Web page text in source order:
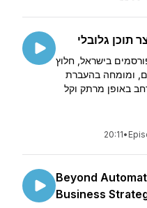
תוכן גלובלי
בישראל, חלוץ
ומומחה בהעברת
באופן מרתק וקל
•
20:11
Beyond
Business